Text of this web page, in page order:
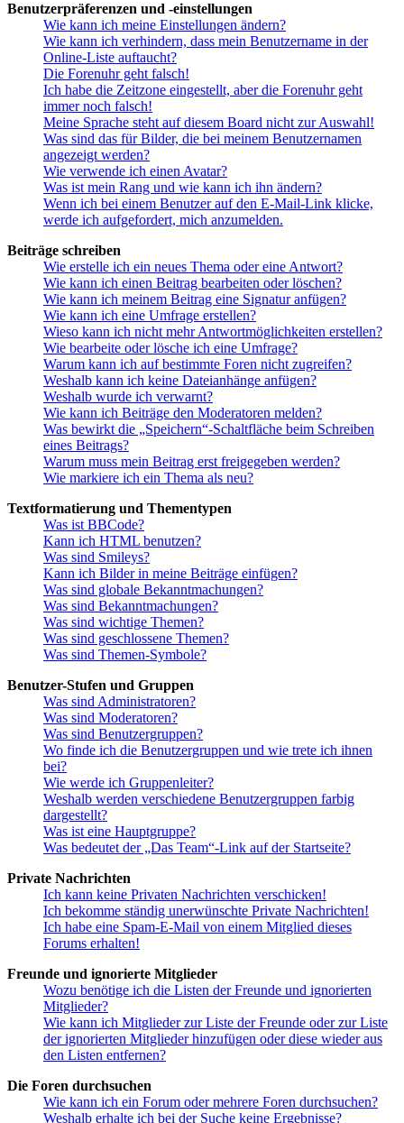
Benutzerpräferenzen und -einstellungen
Wie kann ich meine Einstellungen ändern?
Wie kann ich verhindern, dass mein Benutzername in der
Online-Liste auftaucht?
Die Forenuhr geht falsch!
Ich habe die Zeitzone eingestellt, aber die Forenuhr geht
immer noch falsch!
Meine Sprache steht auf diesem Board nicht zur Auswahl!
Was sind das für Bilder, die bei meinem Benutzernamen
angezeigt werden?
Wie verwende ich einen Avatar?
Was ist mein Rang und wie kann ich ihn ändern?
Wenn ich bei einem Benutzer auf den E-Mail-Link klicke,
werde ich aufgefordert, mich anzumelden.
Beiträge schreiben
Wie erstelle ich ein neues Thema oder eine Antwort?
Wie kann ich einen Beitrag bearbeiten oder löschen?
Wie kann ich meinem Beitrag eine Signatur anfügen?
Wie kann ich eine Umfrage erstellen?
Wieso kann ich nicht mehr Antwortmöglichkeiten erstellen?
Wie bearbeite oder lösche ich eine Umfrage?
Warum kann ich auf bestimmte Foren nicht zugreifen?
Weshalb kann ich keine Dateianhänge anfügen?
Weshalb wurde ich verwarnt?
Wie kann ich Beiträge den Moderatoren melden?
Was bewirkt die „Speichern“-Schaltfläche beim Schreiben
eines Beitrags?
Warum muss mein Beitrag erst freigegeben werden?
Wie markiere ich ein Thema als neu?
Textformatierung und Thementypen
Was ist BBCode?
Kann ich HTML benutzen?
Was sind Smileys?
Kann ich Bilder in meine Beiträge einfügen?
Was sind globale Bekanntmachungen?
Was sind Bekanntmachungen?
Was sind wichtige Themen?
Was sind geschlossene Themen?
Was sind Themen-Symbole?
Benutzer-Stufen und Gruppen
Was sind Administratoren?
Was sind Moderatoren?
Was sind Benutzergruppen?
Wo finde ich die Benutzergruppen und wie trete ich ihnen
bei?
Wie werde ich Gruppenleiter?
Weshalb werden verschiedene Benutzergruppen farbig
dargestellt?
Was ist eine Hauptgruppe?
Was bedeutet der „Das Team“-Link auf der Startseite?
Private Nachrichten
Ich kann keine Privaten Nachrichten verschicken!
Ich bekomme ständig unerwünschte Private Nachrichten!
Ich habe eine Spam-E-Mail von einem Mitglied dieses
Forums erhalten!
Freunde und ignorierte Mitglieder
Wozu benötige ich die Listen der Freunde und ignorierten
Mitglieder?
Wie kann ich Mitglieder zur Liste der Freunde oder zur Liste
der ignorierten Mitglieder hinzufügen oder diese wieder aus
den Listen entfernen?
Die Foren durchsuchen
Wie kann ich ein Forum oder mehrere Foren durchsuchen?
Weshalb erhalte ich bei der Suche keine Ergebnisse?